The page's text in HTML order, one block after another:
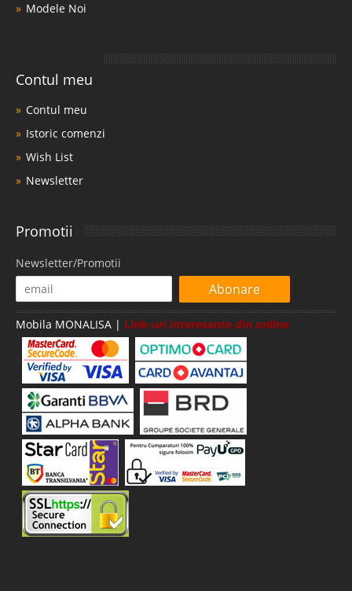
Modele Noi
Contul meu
Contul meu
Istoric comenzi
Wish List
Newsletter
Promotii
Newsletter/Promotii
Abonare
Mobila MONALISA | Link-uri interesante din online